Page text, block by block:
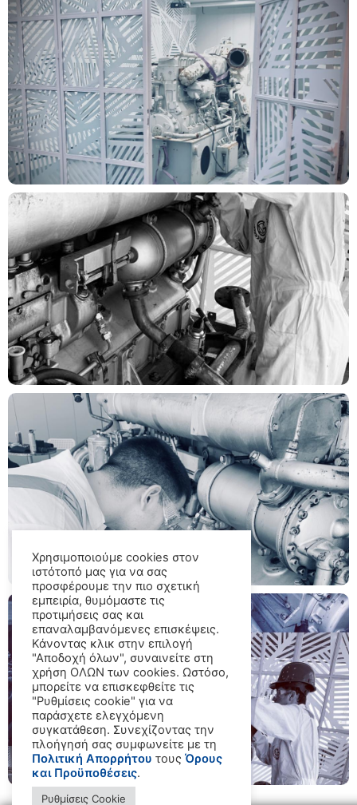
Χρησιμοποιούμε cookies στον
ιστότοπό μας για να σας
προσφέρουμε την πιο σχετική
εμπειρία, θυμόμαστε τις
προτιμήσεις σας και
επαναλαμβανόμενες επισκέψεις.
Κάνοντας κλικ στην επιλογή
"Αποδοχή όλων", συναινείτε στη
χρήση ΟΛΩΝ των cookies. Ωστόσο,
μπορείτε να επισκεφθείτε τις
"Ρυθμίσεις cookie" για να
παράσχετε ελεγχόμενη
συγκατάθεση. Συνεχίζοντας την
πλοήγησή σας συμφωνείτε με τη
Πολιτική Απορρήτου τους Όρους
και Προϋποθέσεις.
Ρυθμίσεις Cookie